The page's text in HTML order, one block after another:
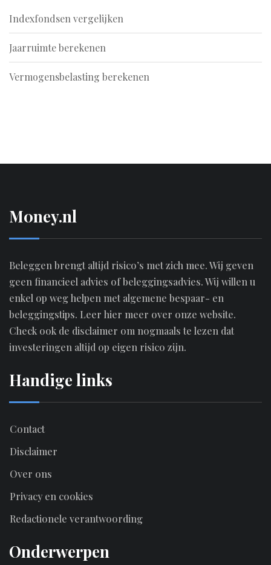
Indexfondsen vergelijken
Jaarruimte berekenen
Vermogensbelasting berekenen
M0ney.nl
Beleggen brengt altijd risico’s met zich mee. Wij geven
geen financieel advies of beleggingsadvies. Wij willen u
enkel op weg helpen met algemene bespaar- en
beleggingstips. Leer hier meer over onze website.
Check ook de disclaimer om nogmaals te lezen dat
investeringen altijd op eigen risico zijn.
Handige links
Contact
Disclaimer
Over ons
Privacy en cookies
Redactionele verantwoording
Onderwerpen